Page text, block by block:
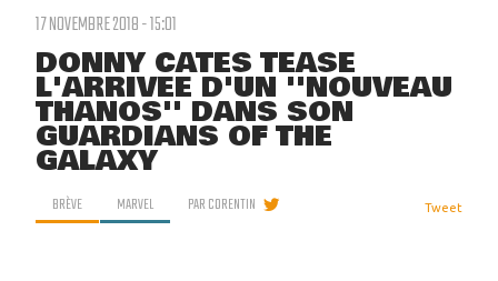
17 NOVEMBRE 2018 - 15:01
DONNY CATES TEASE
L'ARRIVÉE D'UN ''NOUVEAU
THANOS'' DANS SON
GUARDIANS OF THE
GALAXY
BRÈVE MARVEL PARCORENTIN Tweet